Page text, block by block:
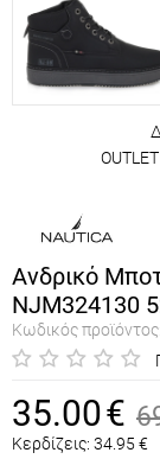
OUTLET
Ανδρικό
NJM324130
Κωδικός προϊόντος:
35.00€
Κερδίζεις: 34.95 €